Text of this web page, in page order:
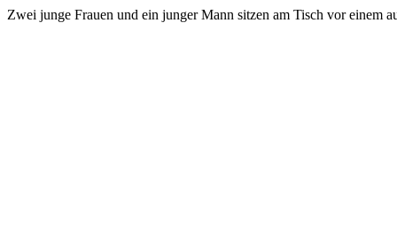
Zwei junge Frauen und ein junger Mann sitzen am Tisch vor einem